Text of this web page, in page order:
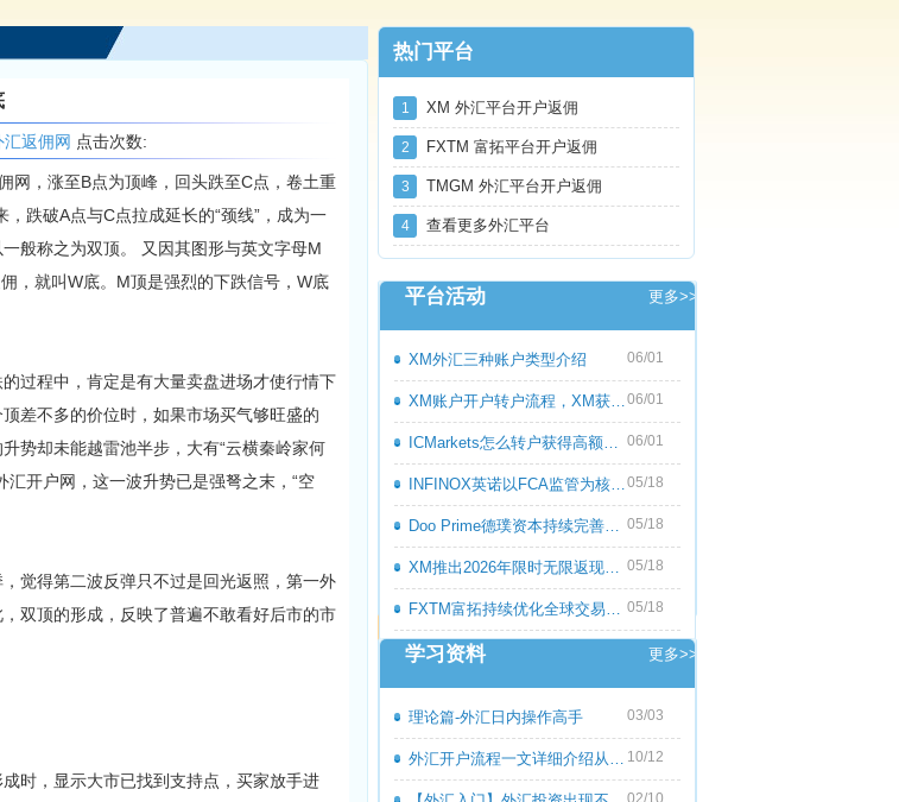
汇返佣网 点击次数:
，涨至B点为顶峰，回头跌至C点，卷土重
跌破A点与C点拉成延长的“颈线”，成为一
般称之为双顶。 又因其图形与英文字母M
，就叫W底。M顶是强烈的下跌信号，W底
过程中，肯定是有大量卖盘进场才使行情下
差不多的价位时，如果市场买气够旺盛的
势却未能越雷池半步，大有“云横秦岭家何
开户网，这一波升势已是强弩之末，“空
觉得第二波反弹只不过是回光返照，第一外
双顶的形成，反映了普遍不敢看好后市的市
时，显示大市已找到支持点，买家放手进
热门平台
1 XM 外汇平台开户返佣
2 FXTM 富拓平台开户返佣
3 TMGM 外汇平台开户返佣
4 查看更多外汇平台
平台活动 更多>>
XM外汇三种账户类型介绍 06/01
XM账户开户转户流程，XM获取高额返佣教程06/01
ICMarkets怎么转户获得高额返佣呢？ICMark 06/01
INFINOX英诺以FCA监管为核心优势，持续优化05/18
Doo Prime德璞资本持续完善多资产交易服务 05/18
XM推出2026年限时无限返现活动，交易越多 05/18
FXTM富拓持续优化全球交易服务，多元化产 05/18
学习资料 更多>>
理论篇-外汇日内操作高手 03/03
外汇开户流程一文详细介绍从零到一 10/12
02/10